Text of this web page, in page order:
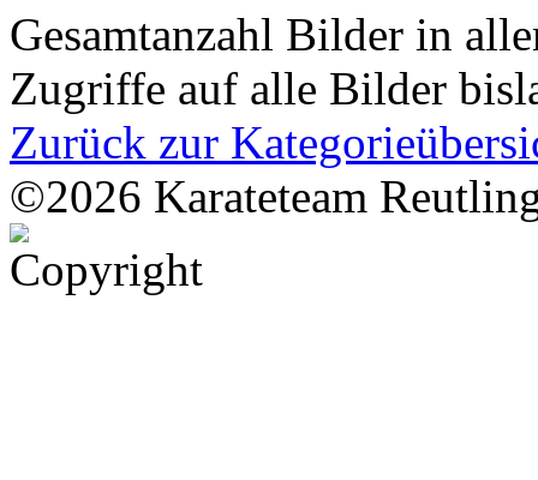
Gesamtanzahl Bilder in
Zugriffe auf alle Bilder
Zurück zur
©2026 Karateteam